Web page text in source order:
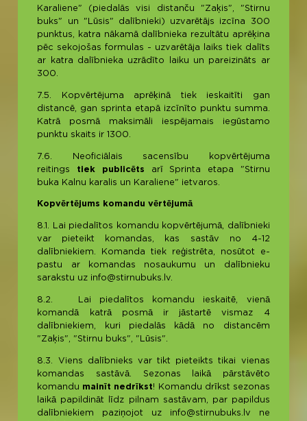
Karaliene" (piedalās visi distanču "Zaķis", "Stirnu
buks" un "Lūsis" dalībnieki) uzvarētājs izcīna 300
punktus, katra nākamā dalībnieka rezultātu aprēķina
pēc sekojošas formulas - uzvarētāja laiks tiek dalīts
ar katra dalībnieka uzrādīto laiku un pareizināts ar
300.
7.5. Kopvērtējuma aprēķinā tiek ieskaitīti gan
distancē, gan sprinta etapā izcīnīto punktu summa.
Katrā posmā maksimāli iespējamais iegūstamo
punktu skaits ir 1300.
7.6. Neoficiālais sacensību kopvērtējuma
reitings tiek publicēts arī Sprinta etapa "Stirnu
buka Kalnu karalis un Karaliene" ietvaros.
Kopvērtējums komandu vērtējumā
8.1. Lai piedalītos komandu kopvērtējumā, dalībnieki
var pieteikt komandas, kas sastāv no 4-12
dalībniekiem. Komanda tiek reģistrēta, nosūtot e-
pastu ar komandas nosaukumu un dalībnieku
sarakstu uz info@stirnubuks.lv.
8.2. Lai piedalītos komandu ieskaitē, vienā
komandā katrā posmā ir jāstartē vismaz 4
dalībniekiem, kuri piedalās kādā no distancēm
"Zaķis", "Stirnu buks", "Lūsis".
8.3. Viens dalībnieks var tikt pieteikts tikai vienas
komandas sastāvā. Sezonas laikā pārstāvēto
komandu mainīt nedrīkst! Komandu drīkst sezonas
laikā papildināt līdz pilnam sastāvam, par papildus
dalībniekiem paziņojot uz info@stirnubuks.lv ne